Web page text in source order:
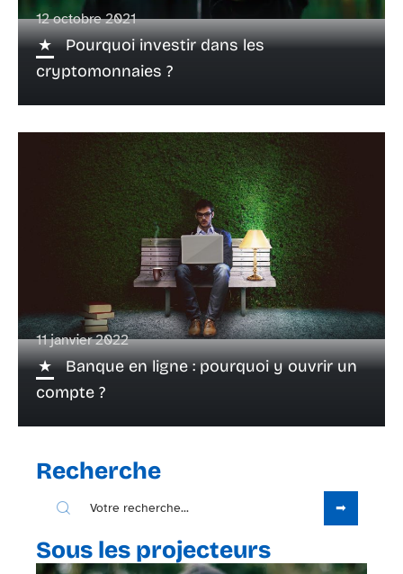
12 octobre 2021
Pourquoi investir dans les
cryptomonnaies ?
11 janvier 2022
Banque en ligne : pourquoi y ouvrir un
compte ?
Recherche
Sous les projecteurs